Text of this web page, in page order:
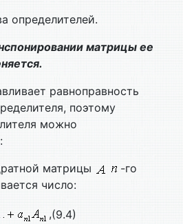
определителей.
матрицы ее
равноправность
поэтому
можно
матрицы
-го
число:
,(9.4)